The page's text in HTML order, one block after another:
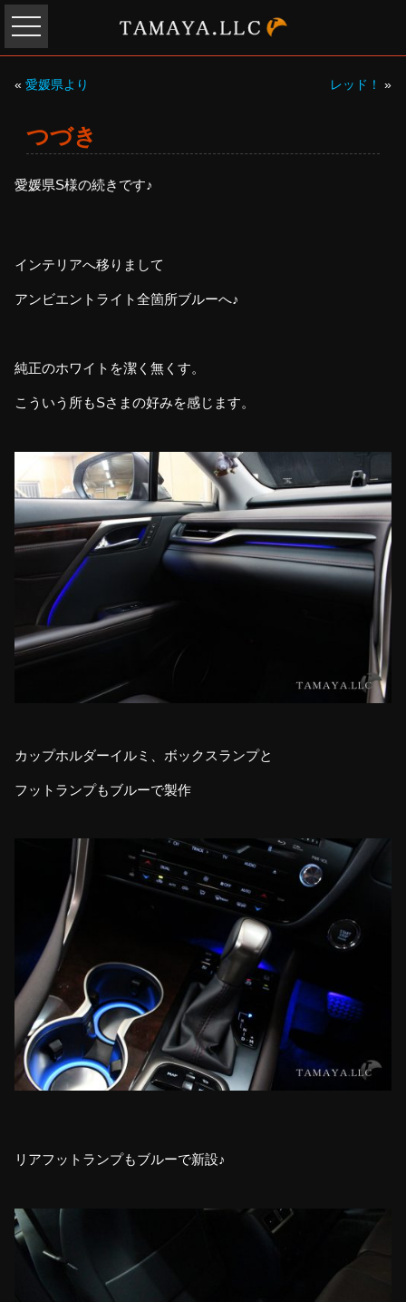
« 愛媛県より レッド！ »
つづき
愛媛県S様の続きです♪
インテリアへ移りまして
アンビエントライト全箇所ブルーへ♪
純正のホワイトを潔く無くす。
こういう所もSさまの好みを感じます。
カップホルダーイルミ、ボックスランプと
フットランプもブルーで製作
リアフットランプもブルーで新設♪